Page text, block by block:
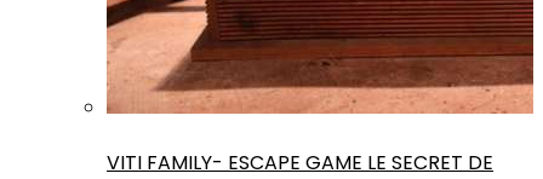
VITI FAMILY- ESCAPE GAME LE SECRET DE